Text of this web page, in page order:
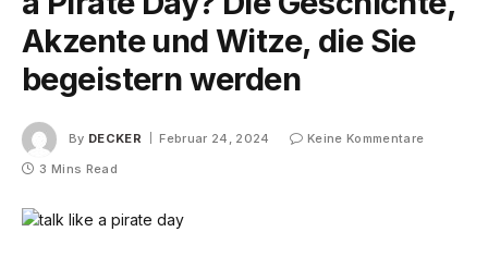
Akzente und Witze, die Sie
begeistern werden
By DECKER Februar 24, 2024
Keine Kommentare
3 Mins Read